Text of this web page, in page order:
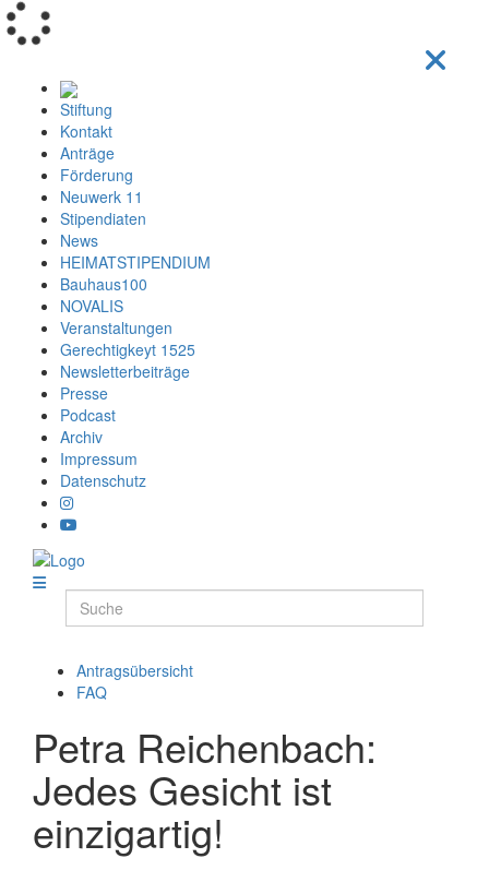
Stiftung
Kontakt
Anträge
Förderung
Neuwerk 11
Stipendiaten
News
HEIMATSTIPENDIUM
Bauhaus100
NOVALIS
Veranstaltungen
Gerechtigkeyt 1525
Newsletterbeiträge
Presse
Podcast
Archiv
Impressum
Datenschutz
Antragsübersicht
FAQ
Petra Reichenbach:
Jedes Gesicht ist
einzigartig!